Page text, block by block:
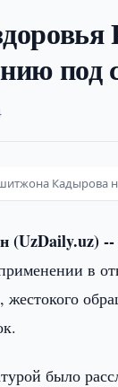
под
Кадырова
(UzDaily.uz) --
в
жестокого
было